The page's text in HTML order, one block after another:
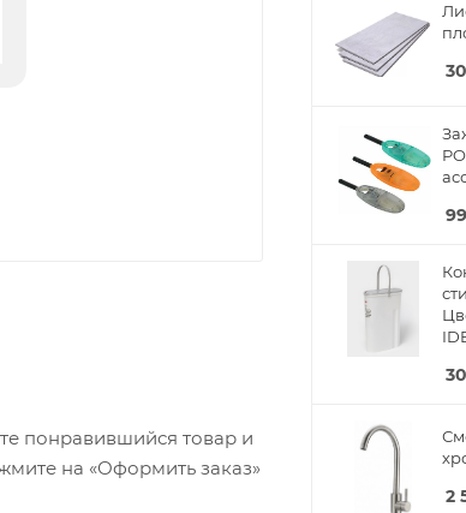
понравившийся товар и
на «Оформить заказ»
2